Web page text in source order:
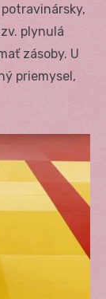
plynulá
zásoby. U
priemysel,